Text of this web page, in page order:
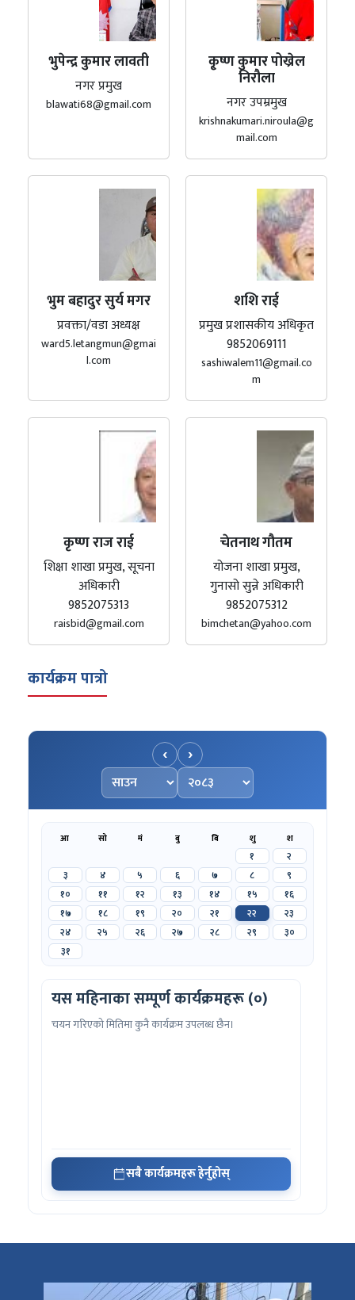
भुपेन्द्र कुमार लावती
नगर प्रमुख
blawati68@gmail.com
कृ्ष्ण कुमार पोख्रेल
निरौला
नगर उपम्रमुख
krishnakumari.niroula@g
mail.com
भुम बहादुर सुर्य मगर
प्रवक्ता/वडा अध्यक्ष
ward5.letangmun@gmai
l.com
शशि राई
प्रमुख प्रशासकीय अधिकृत
9852069111
sashiwalem11@gmail.co
m
कृष्ण राज राई
शिक्षा शाखा प्रमुख, सूचना
अधिकारी
9852075313
raisbid@gmail.com
चेतनाथ गौतम
योजना शाखा प्रमुख,
गुनासो सुन्ने अधिकारी
9852075312
bimchetan@yahoo.com
कार्यक्रम पात्रो
‹
महिना चयन गर्नुहोस्
वर्ष चयन गर्नुहोस्
›
आ सो मं बु बि शु श
१
२
३
४ ५ ६ ७ ८
९
१०
११ १२ १३ १४ १५
१६
१७
१८ १९ २० २१ २२
२३
२४
२५ २६ २७ २८ २९
३०
३१
यस महिनाका सम्पूर्ण कार्यक्रमहरू (०)
चयन गरिएको मितिमा कुनै कार्यक्रम उपलब्ध छैन।
सबै कार्यक्रमहरू हेर्नुहोस्